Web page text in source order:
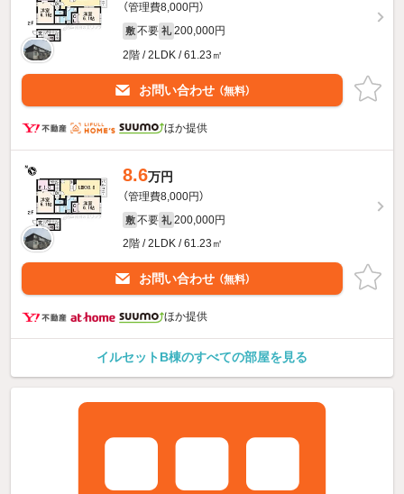
（管理費8,000円）
敷 不要 礼 200,000円
2階 / 2LDK / 61.23㎡
お問い合わせ （無料）
ほか提供
8.6万円
（管理費8,000円）
敷 不要 礼 200,000円
2階 / 2LDK / 61.23㎡
お問い合わせ （無料）
ほか提供
イルセットB棟のすべての部屋を見る